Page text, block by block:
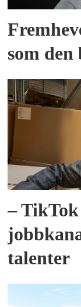
som den
–
talenter